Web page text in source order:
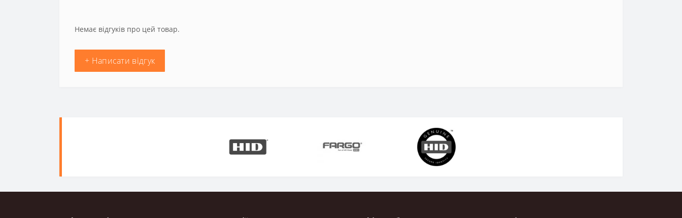
Немає відгуків про цей товар.
+ Написати відгук